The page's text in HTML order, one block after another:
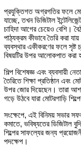
প্রযুক্তিগত অগ্রগতির ফলে
যাচ্ছে, তখন ডিজিটাল
চাহিদা আগের চেয়েও বেশি।
পাঠ্যক্রম কীভাবে তৈরি করা
ব্যবস্থার একীকরণের ফলে সৃষ্ট
বিষয়টির উপর আলোকপাত করা
শিল্প বিশেষজ্ঞ এবং ব্যবসায়ী
তৈরিতে শিক্ষা প্রতিষ্ঠান এবং
উপর জোর দিয়েছেন। তারা
গড়ে উঠবে যারা মোটরগাড়ি
সংক্ষেপে, এই বিনিময় সভার
কমাতে, ভবিষ্যতের ডিজিটাল
শিল্পের সাফল্যের জন্য
পদক্ষেপ।